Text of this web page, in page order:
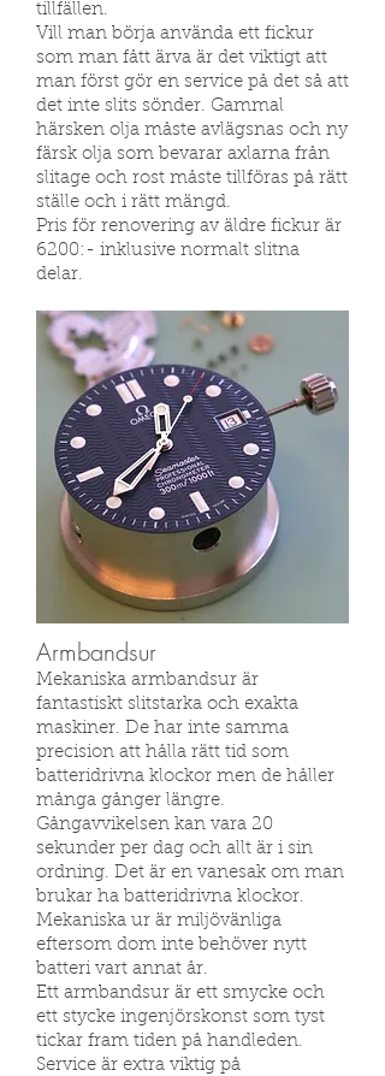
tillfällen.
Vill man börja använda ett fickur
som man fått ärva är det viktigt att
man först gör en service på det så att
det inte slits sönder. Gammal
härsken olja måste avlägsnas och ny
färsk olja som bevarar axlarna från
slitage och rost måste tillföras på rätt
ställe och i rätt mängd.
Pris för renovering av äldre fickur är
6200:- inklusive normalt slitna
delar.
Armbandsur
Mekaniska armbandsur är
fantastiskt slitstarka och exakta
maskiner. De har inte samma
precision att hålla rätt tid som
batteridrivna klockor men de håller
många gånger längre.
Gångavvikelsen kan vara 20
sekunder per dag och allt är i sin
ordning. Det är en vanesak om man
brukar ha batteridrivna klockor.
Mekaniska ur är miljövänliga
eftersom dom inte behöver nytt
batteri vart annat år.
Ett armbandsur är ett smycke och
ett stycke ingenjörskonst som tyst
tickar fram tiden på handleden.
Service är extra viktig på